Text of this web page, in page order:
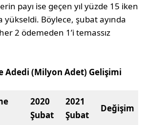
payı ise geçen yıl yüzde 15 iken
yükseldi. Böylece, şubat ayında
2 ödemeden 1’i temassız
Adedi (Milyon Adet) Gelişimi
2020
Şubat
2021
Şubat
Değişim